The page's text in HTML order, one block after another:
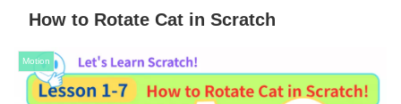
How to Rotate Cat in Scratch
Motion